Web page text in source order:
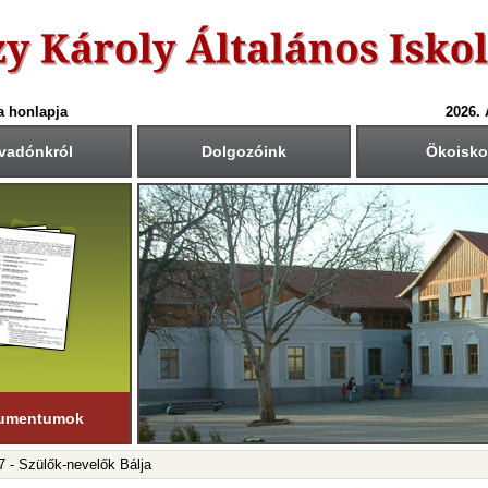
honlapja
2026.
Dolgozóink
nap:
1. (hétfő)
tanítási nap:
19. (péntek)
napok száma:
nap
félév
23-igtart.
Csengetési rend
1.: 755 - 840
2.: 900- 945
3.: 955- 1040
4.: 10 50- 11 35
5.: 1145- 12 30
6.: 1240- 1325
7.: 13 45- 1430
- 15 20
- 1605
Közös fogadóórák
Krétában kiértesített
- Szülők-nevelők Bálja